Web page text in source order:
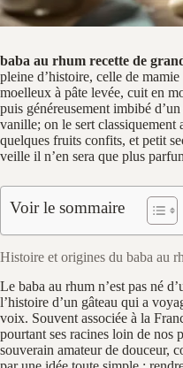
baba au rhum recette de
pleine d’histoire, celle de
moelleux à pâte levée, cuit en
puis généreusement imbibé
vanille; on le sert classiquement
quelques fruits confits, et petit
veille il n’en sera que plus
Voir le sommaire
Histoire et origines du baba au
Le baba au rhum n’est pas né
l’histoire d’un gâteau qui a
voix. Souvent associée à la
pourtant ses racines loin de nos
souverain amateur de douceur,